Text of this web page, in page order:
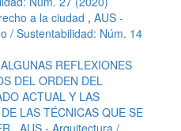
a la ciudad , AUS -
/ Sustentabilidad: Núm. 14
ALGUNAS REFLEXIONES
DEL ORDEN DEL
ACTUAL Y LAS
LAS TÉCNICAS QUE SE